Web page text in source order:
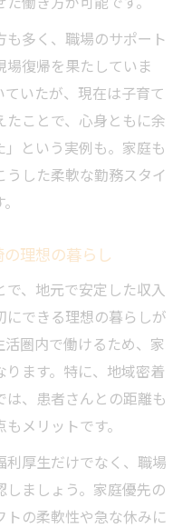
も多く、職場のサポート
復帰を果たしていま
いたが、現在は子育て
ことで、心身ともに余
という実例も。家庭も
した柔軟な勤務スタイ
理想の暮らし
、地元で安定した収入
にできる理想の暮らしが
圏内で働けるため、家
ます。特に、地域密着
、患者さんとの距離も
メリットです。
厚生だけでなく、職場
ましょう。家庭優先の
の柔軟性や急な休みに